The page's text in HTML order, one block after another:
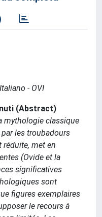
- OVI
(Abstract)
mythologie classique
les troubadours
réduite, met en
(Ovide et la
significatives
sont
figures exemplaires
le recours à